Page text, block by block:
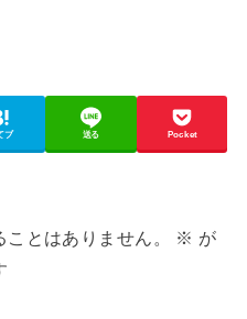
ブ 送る Pocket
とはありません。 ※ が